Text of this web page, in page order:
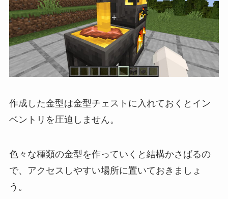
作成した金型は金型チェストに入れておくとイン
ベントリを圧迫しません。
色々な種類の金型を作っていくと結構かさばるの
で、アクセスしやすい場所に置いておきましょ
う。